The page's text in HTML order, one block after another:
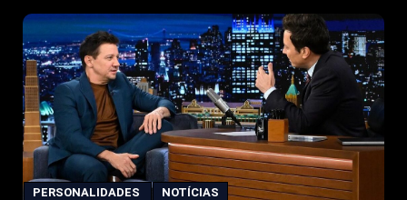
PERSONALIDADES NOTÍCIAS